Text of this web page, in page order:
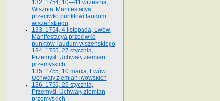
132. 1754, 10—11 września,
Wisznia. Manifestacya
przeciwko punktowi laudum
wiszeńskiego
133. 1754, 4 listopada, Lwów.
Manifestacya przeciwko
punktowi laudum wiszeńskiego
134. 1755, 27 stycznia,
Przemyśl. Uchwały ziemian
przemyskich
135. 1755, 10 marca, Lwów.
Uchwały ziemian lwowskich
136. 1756, 26 stycznia,
Przemyśl. Uchwały ziemian
przemyskich